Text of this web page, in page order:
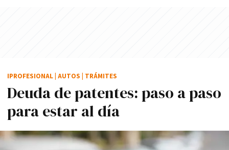
Deuda de patentes: paso a paso
para estar al día
IPROFESIONAL AUTOS TRÁMITES